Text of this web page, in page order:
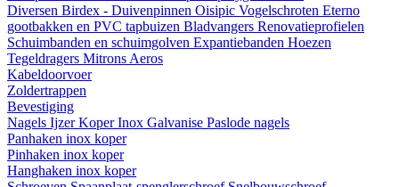
Diversen Birdex - Duivenpinnen Oisipic Vogelschroten Eterno
gootbakken en PVC tapbuizen Bladvangers Renovatieprofielen
Schuimbanden en schuimgolven Expantiebanden Hoezen
Tegeldragers Mitrons Aeros
Kabeldoorvoer
Zoldertrappen
Bevestiging
Nagels IjzerKoperInox Galvanise Paslode nagels
Panhaken inox koper
Pinhaken inox koper
Hanghaken inox koper